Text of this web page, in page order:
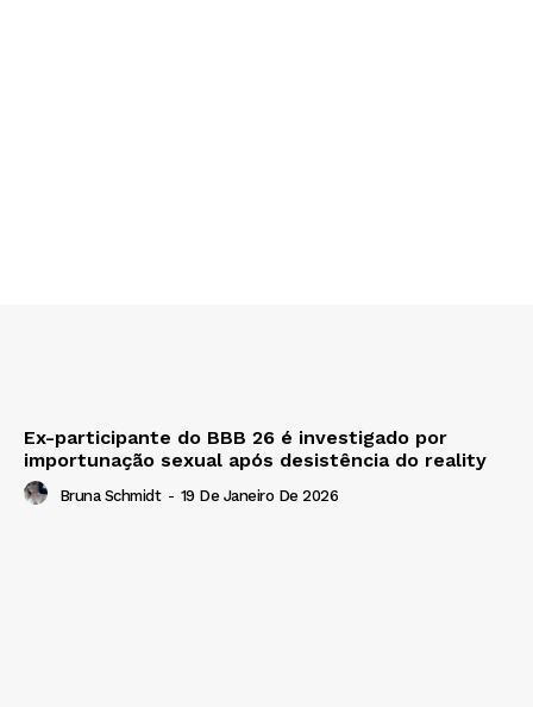
Ex-participante do BBB 26 é investigado por
importunação sexual após desistência do reality
Bruna Schmidt - 19 De Janeiro De 2026